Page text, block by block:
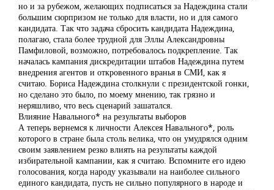
но и за рубежом, желающих подписаться за Надеждина стали
большим сюрпризом не только для власти, но и для самого
кандидата. Так что задача сбросить кандидата Надеждина,
полагаю, стала более трудной для Эллы Александровны
Памфиловой, возможно, потребовалось подкрепление. Так
началась кампания дискредитации штабов Надеждина путем
внедрения агентов и откровенного вранья в СМИ, как я
считаю. Бориса Надеждина столкнули с президентской гонки,
но сделано это было, по моему мнению, так грязно и
неряшливо, что весь сценарий зашатался.
Влияние Навального* на результаты выборов
А теперь вернемся к личности Алексея Навального*, роль
которого в стране была столь велика, что он умудрялся одним
своим заявлением резко влиять на результаты каждой
избирательной кампании, как я считаю. Вспомните его идею
голосования, когда народу указывали на наиболее сильного
единого кандидата, пусть не сильно популярного в народе и